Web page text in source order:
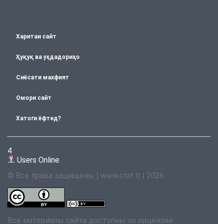
Харитаи сайт
Ҳуқуқ ва уҳдадориҳо
Сиёсати махфият
Омори сайт
Хатоги ёфтед?
4
Users Online
© Все права защищены | www.stat.tj | 2026
Все материалы сайта доступны по лицензии: